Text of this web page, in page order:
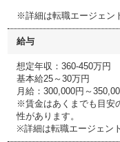
※詳細は転職エージェン
給与
想定年収：360-450万円
基本給25～30万円
月給：300,000円～
※賃金はあくまでも目安
性があります。
※詳細は転職エージェン